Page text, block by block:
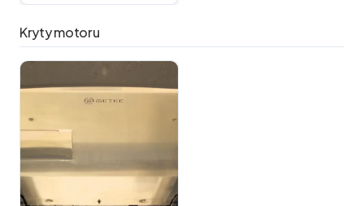
Kryty motoru